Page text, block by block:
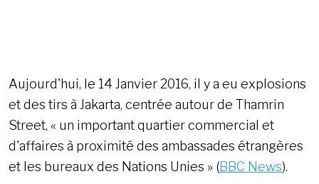
Aujourd'hui, le 14 Janvier 2016, il y a eu explosions
et des tirs à Jakarta, centrée autour de Thamrin
Street, « un important quartier commercial et
d'affaires à proximité des ambassades étrangères
et les bureaux des Nations Unies » (BBC News).